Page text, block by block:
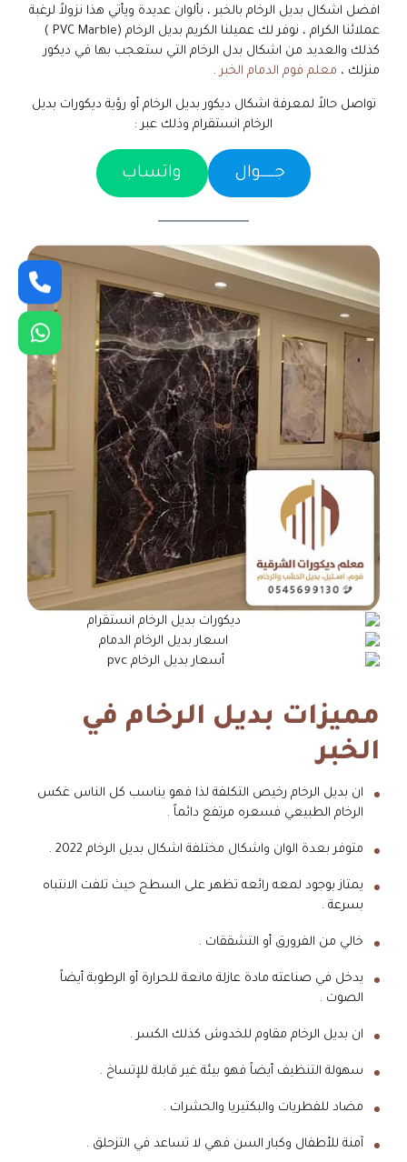
افضل اشكال بديل الرخام بالخبر ، بألوان عديدة ويأتي هذا نزولاً لرغبة
عملائنا الكرام ، نوفر لك عميلنا الكريم بديل الرخام (PVC Marble )
كذلك والعديد من اشكال بدل الرخام التي ستعجب بها في ديكور
منزلك ، معلم فوم الدمام الخبر.
تواصل حالاً لمعرفة اشكال ديكور بديل الرخام أو رؤية ديكورات بديل
الرخام انستقرام وذلك عبر :
جـــــوال واتساب
مميزات بديل الرخام في
الخبر
ان بديل الرخام رخيص التكلفة لذا فهو يناسب كل الناس غكس
الرخام الطبيعي فسعره مرتفع دائماً .
متوفر بعدة الوان واشكال مختلفة اشكال بديل الرخام 2022 .
يمتاز بوجود لمعه رائعه تظهر على السطح حيث تلفت الانتباه
بسرعة .
خالي من الفرورق أو التشققات .
يدخل في صناعته مادة عازلة مانعة للحرارة أو الرطوبة أيضاً
الصوت .
ان بديل الرخام مقاوم للخدوش كذلك الكسر .
سهولة التنظيف أيضاً فهو بيئة غير قابلة للإتساخ .
مضاد للفطريات والبكتيريا والحشرات .
آمنة للأطفال وكبار السن فهي لا تساعد في التزحلق .